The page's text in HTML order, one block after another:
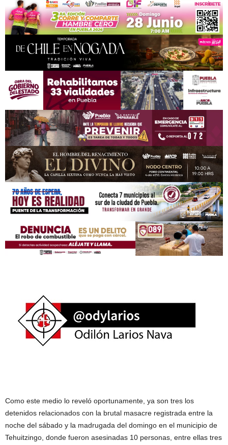
Como este medio lo reveló oportunamente, ya son tres los
detenidos relacionados con la brutal masacre registrada entre la
noche del sábado y la madrugada del domingo en el municipio de
Tehuitzingo, donde fueron asesinadas 10 personas, entre ellas tres